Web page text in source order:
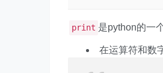
print 是python的一
在运算符和数